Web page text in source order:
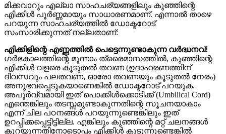
മിക്കവാറും എല്ലാ സാഹചര്യങ്ങളിലും കുഞ്ഞിന്റെ
എിക്കിൾ പൂർണ്ണമായും സാധാരണമാണ്. എന്നാൽ താഴെ
പറയുന്ന സാഹചര്യത്തിൽ ഡോക്ടറോട്
സംസാരിക്കുന്നത് നല്ലതാണ്:
എിക്കിളിന്റെ എണ്ണത്തിൽ പെട്ടെന്നുണ്ടാകുന്ന വർദ്ധനവ്:
ഗർഭകാലത്തിന്റെ മൂന്നാം ത്രൈമാസത്തിൽ, കുഞ്ഞിന്റെ
എിക്കിൾ വളരെ കൂടുതൽ തവണ (ഉദാഹരണത്തിന്
ദിവസവും പലതവണ, ഓരോ തവണയും കൂടുതൽ നേരം)
അനുഭവപ്പെടുകയാണെങ്കിൽ ഡോക്ടറോട് പറയുക.
അപൂർവ്വമായി ഇത് പൊക്കിൾക്കൊടിക്ക് (Umbilical Cord)
എന്തെങ്കിലും തടസ്സമുണ്ടാകുന്നതിന്റെ സൂചനയാകാം
എന്ന് ചില പഠനങ്ങൾ പറയുന്നുണ്ടെങ്കിലും ഇത്
ഉറപ്പിക്കപ്പെട്ടിട്ടില്ല. എങ്കിലും കുഞ്ഞിന്റെ മറ്റ് ചലനങ്ങൾ
കുറയുന്നതിനോടൊപ്പം എിക്കിൾ കൂടുന്നുണ്ടെങ്കിൽ